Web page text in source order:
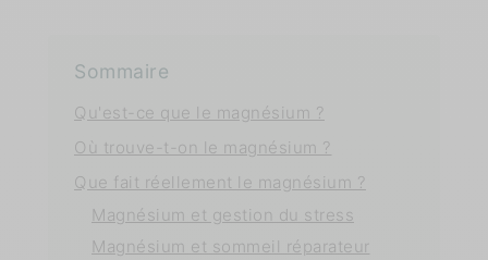
Sommaire
Qu'est-ce que le magnésium ?
Où trouve-t-on le magnésium ?
Que fait réellement le magnésium ?
Magnésium et gestion du stress
Magnésium et sommeil réparateur